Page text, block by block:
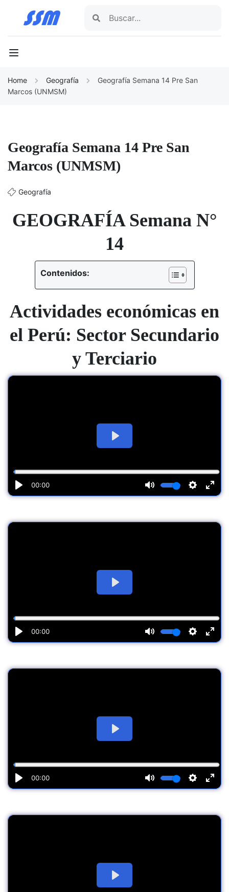
Home Geografía
Geografía Semana 14 Pre San
Marcos (UNMSM)
Geografía Semana 14 Pre San
Marcos (UNMSM)
Geografía
GEOGRAFÍA Semana N°
14
Contenidos:
Actividades económicas en
el Perú: Sector Secundario
y Terciario